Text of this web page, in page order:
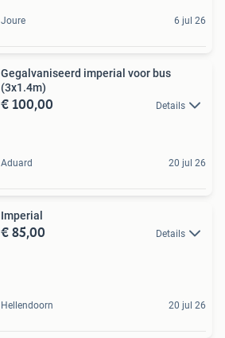
Joure 6 jul 26
Gegalvaniseerd imperial voor bus
(3x1.4m)
€ 100,00 Details
Aduard 20 jul 26
Imperial
€ 85,00 Details
Hellendoorn 20 jul 26